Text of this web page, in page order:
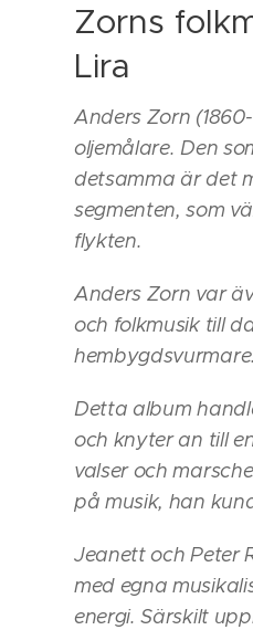
Zorns
Lira
Anders Zorn
oljemålare. Den
detsamma är det
segmenten, som
flykten.
Anders Zorn var
och folkmusik till
hembygdsvurmare.
Detta album
och knyter an till
valser och
på musik, han
Jeanett och Peter
med egna
energi. Särskilt